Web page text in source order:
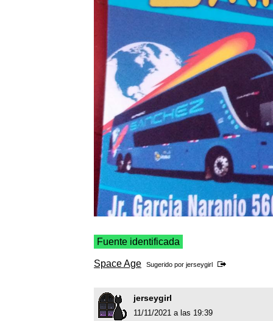
Fuente identificada
Space Age Sugerido por jerseygirl
jerseygirl
11/11/2021 a las 19:39